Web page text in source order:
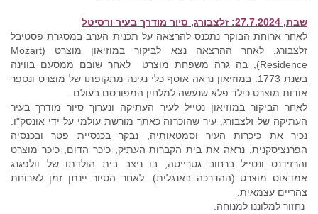
שבת, 27.7.2024: זלצבורג, סיור מודרך בעיר ורסיטל
לאחר ארוחת הבוקר נתכנס להרצאה על תכנית הערב במסגרת פסטיבל
זלצבורג. לאחר ההרצאה נצא לביקור במוזיאון מוצרט (Mozart
Residence), בה גרה משפחת מוצרט לאחר שובם ממסעם בווינה
בשנת 1773. במוזיאון נראה אוסף כלי נגינה מתקופתו של מוצרט ונספר
אודות מוצרט כילד פלא שנעשה למלחין המפורסם בעולם.
לאחר הביקור במוזיאון נטייל לעיר העתיקה ונערוך סיור מודרך בעיר
העתיקה של זלצבורג, עיר שהוכרזה כאתר מורשת עולמי על ידי אונסק"ו.
נכיר את כיכרות העיר וסמטאותיה, נבקר בכנסיית פטר ובכנסיה
הפרנציסקנית, נראה את בית הקברות העתיק, כיכר הדום, כיכר מוצרט
והרזידנס ונטייל ברחוב גטרייטה, בו ניצב בית הולדתו של וולפגנג
אמדאוס מוצרט (ההדרכה באנגלית). לאחר הסיור יינתן זמן לארוחת
צהריים עצמאית.
נחזור למלוננו למנוחה.